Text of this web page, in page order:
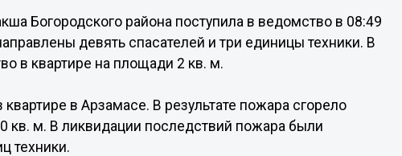
Богородского района поступила в ведомство в 08:49
девять спасателей и три единицы техники. В
в квартире на площади 2 кв. м.
в Арзамасе. В результате пожара сгорело
кв. м. В ликвидации последствий пожара были
техники.